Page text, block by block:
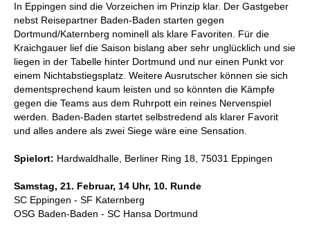
In Eppingen sind die Vorzeichen im Prinzip klar. Der Gastgeber
nebst Reisepartner Baden-Baden starten gegen
Dortmund/Katernberg nominell als klare Favoriten. Für die
Kraichgauer lief die Saison bislang aber sehr unglücklich und sie
liegen in der Tabelle hinter Dortmund und nur einen Punkt vor
einem Nichtabstiegsplatz. Weitere Ausrutscher können sie sich
dementsprechend kaum leisten und so könnten die Kämpfe
gegen die Teams aus dem Ruhrpott ein reines Nervenspiel
werden. Baden-Baden startet selbstredend als klarer Favorit
und alles andere als zwei Siege wäre eine Sensation.
Spielort: Hardwaldhalle, Berliner Ring 18, 75031 Eppingen
Samstag, 21. Februar, 14 Uhr, 10. Runde
SC Eppingen - SF Katernberg
OSG Baden-Baden - SC Hansa Dortmund